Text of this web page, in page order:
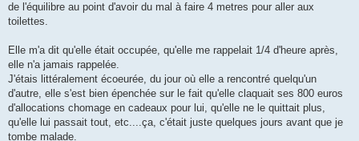
de l'équilibre au point d'avoir du mal à faire 4 metres pour aller aux
toilettes.
Elle m'a dit qu'elle était occupée, qu'elle me rappelait 1/4 d'heure après,
elle n'a jamais rappelée.
J'étais littéralement écoeurée, du jour où elle a rencontré quelqu'un
d'autre, elle s'est bien épenchée sur le fait qu'elle claquait ses 800 euros
d'allocations chomage en cadeaux pour lui, qu'elle ne le quittait plus,
qu'elle lui passait tout, etc....ça, c'était juste quelques jours avant que je
tombe malade.